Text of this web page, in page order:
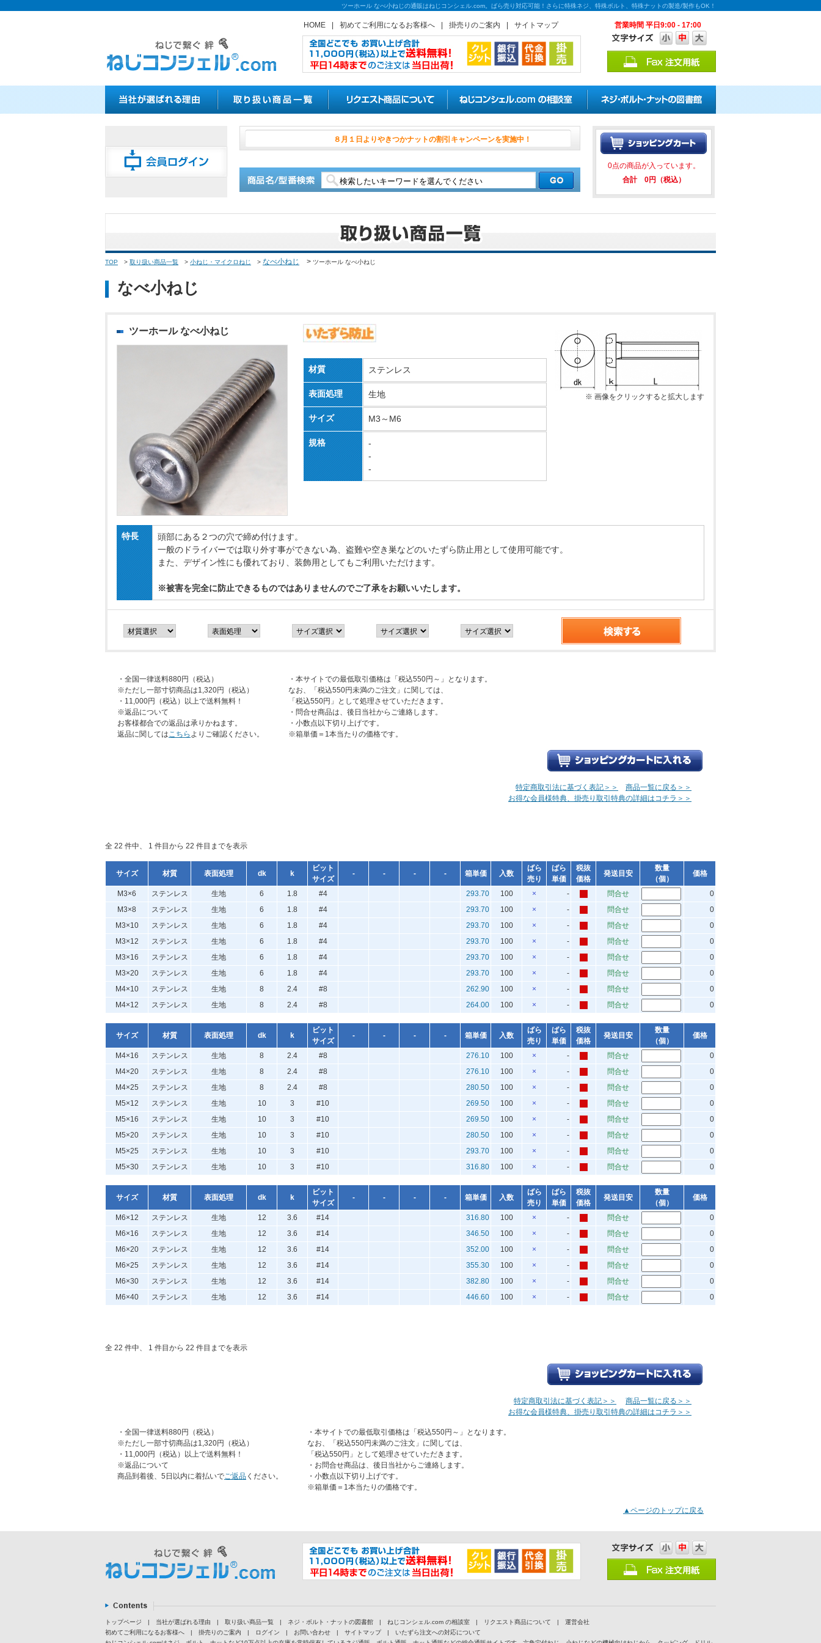
ツーホール なべ小ねじの通販はねじコンシェル.com。ばら売り対応可能！さらに特殊ネジ、特殊ボルト、特殊ナットの製造/製作もOK！
HOME 初めてご利用になるお客様へ 掛売りのご案内 サイトマップ 営業時間 平日9:00 - 17:00
８月１日よりやきつかナットの割引キャンペーンを実施中
0点の商品が入っています。
合計 0円（税込）
TOP > 取り扱い商品一覧 > 小ねじ・マイクロねじ > なべ小ねじ > ツーホール なべ小ねじ
なべ小ねじ
ツーホール なべ小ねじ
材質 ステンレス
表面処理 生地
サイズ M3～M6
規格
-
-
-
※ 画像をクリックすると拡大します
特長
頭部にある２つの穴で締め付けます。
一般のドライバーでは取り外す事ができない為、盗難や空き巣などのいたずら防止用として使用可能です。
また、デザイン性にも優れており、装飾用としてもご利用いただけます。
※被害を完全に防止できるものではありませんのでご了承をお願いいたします。
・全国一律送料880円（税込）
※ただし一部寸切商品は1,320円（税込）
・11,000円（税込）以上で送料無料！
※返品について
お客様都合での返品は承りかねます。
返品に関してはこちら よりご確認ください。
・本サイトでの最低取引価格は「税込550円～」となります。
なお、「税込550円未満のご注文」に関しては、
「税込550円」として処理させていただきます。
・問合せ商品は、後日当社からご連絡します。
・小数点以下切り上げです。
※箱単価＝1本当たりの価格です。
特定商取引法に基づく表記＞＞
商品一覧に戻る＞＞
お得な会員様特典、掛売り取引特典の詳細はコチラ＞＞
全 22 件中、 1 件目から 22 件目までを表示
サイズ 材質 表面処理 dk k
ビット
サイズ
- - - - 箱単価 入数
ばら
売り
ばら
単価
税抜
価格
発送目安
数量
（個）
価格
M3×6 ステンレス 生地 6 1.8 #4 293.70 100 × - 問合せ
0
M3×8
ステンレス 生地 6 1.8 #4 293.70 100 × - 問合せ
0
M3×10
ステンレス 生地 6 1.8 #4 293.70 100 × - 問合せ
0
M3×12
ステンレス 生地 6 1.8 #4 293.70 100 × - 問合せ
0
M3×16
ステンレス 生地 6 1.8 #4 293.70 100 × - 問合せ
0
M3×20
ステンレス 生地 6 1.8 #4 293.70 100 × - 問合せ
0
M4×10
ステンレス 生地 8 2.4 #8 262.90 100 × - 問合せ
0
M4×12
ステンレス 生地 8 2.4 #8 264.00 100 × - 問合せ 0
サイズ 材質 表面処理 dk k
ビット
サイズ
- - - - 箱単価 入数
ばら
売り
ばら
単価
税抜
価格
発送目安
数量
（個）
価格
M4×16 ステンレス 生地 8 2.4 #8 276.10 100 × - 問合せ
0
M4×20
ステンレス 生地 8 2.4 #8 276.10 100 × - 問合せ
0
M4×25
ステンレス 生地 8 2.4 #8 280.50 100 × - 問合せ
0
M5×12
ステンレス 生地 10 3 #10 269.50 100 × - 問合せ
0
M5×16
ステンレス 生地 10 3 #10 269.50 100 × - 問合せ
0
M5×20
ステンレス 生地 10 3 #10 280.50 100 × - 問合せ
0
M5×25
ステンレス 生地 10 3 #10 293.70 100 × - 問合せ
0
M5×30
ステンレス 生地 10 3 #10 316.80 100 × - 問合せ 0
サイズ 材質 表面処理 dk k
ビット
サイズ
- - - - 箱単価 入数
ばら
売り
ばら
単価
税抜
価格
発送目安
数量
（個）
価格
M6×12 ステンレス 生地 12 3.6 #14 316.80 100 × - 問合せ
0
M6×16
ステンレス 生地 12 3.6 #14 346.50 100 × - 問合せ
0
M6×20
ステンレス 生地 12 3.6 #14 352.00 100 × - 問合せ
0
M6×25
ステンレス 生地 12 3.6 #14 355.30 100 × - 問合せ
0
M6×30
ステンレス 生地 12 3.6 #14 382.80 100 × - 問合せ
0
M6×40
ステンレス 生地 12 3.6 #14 446.60 100 × - 問合せ 0
全 22 件中、 1 件目から 22 件目までを表示
特定商取引法に基づく表記＞＞
商品一覧に戻る＞＞
お得な会員様特典、掛売り取引特典の詳細はコチラ＞＞
・全国一律送料880円（税込）
※ただし一部寸切商品は1,320円（税込）
・11,000円（税込）以上で送料無料！
※返品について
商品到着後、5日以内に着払いでご返品 ください。
・本サイトでの最低取引価格は「税込550円～」となります。
なお、「税込550円未満のご注文」に関しては、
「税込550円」として処理させていただきます。
・お問合せ商品は、後日当社からご連絡します。
・小数点以下切り上げです。
※箱単価＝1本当たりの価格です。
▲ページのトップに戻る
トップページ | 当社が選ばれる理由 | 取り扱い商品一覧 | ネジ・ボルト・ナットの図書館 | ねじコンシェル.com の相談室 | リクエスト商品について |
運営会社
初めてご利用になるお客様へ
| 掛売りのご案内 | ログイン | お問い合わせ | サイトマップ |
いたずら注文への対応について